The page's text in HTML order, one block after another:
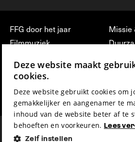
FFG door het jaar
Filmmuziek
Press & Industry
Film Fest Friends
Missie
Deze website maakt
cookies.
Deze website gebruikt cookies om
gemakkelijker en aangenamer te
inhoud van de website beter af te
behoeften en voorkeuren. Lees
Zelf instellen